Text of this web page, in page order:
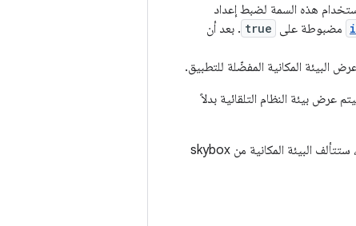
هذه السمة لضبط إعداد
مضبوطة على true . بعد أن
البيئة المكانية المفضّلة للتطبيق.
عرض بيئة النظام التلقائية بدلاً
المحدّدة غير فارغة، ولكن جميع سماتها فارغة، ستتألف البيئة المكانية من skybox